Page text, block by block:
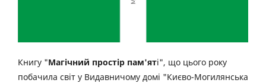
Книгу "Магічний простір пам'яті", що цього року
побачила світ у Видавничому домі "Києво-Могилянська